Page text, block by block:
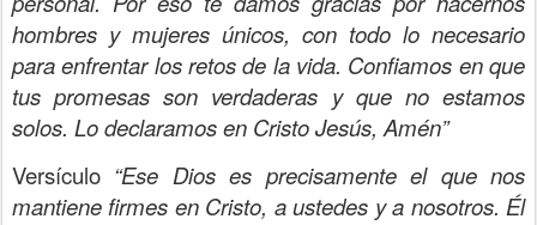
hombres y mujeres únicos, con todo lo necesario
para enfrentar los retos de la vida. Confiamos en que
tus promesas son verdaderas y que no estamos
solos. Lo declaramos en Cristo Jesús, Amén”
Versículo “Ese Dios es precisamente el que nos
mantiene firmes en Cristo, a ustedes y a nosotros. Él